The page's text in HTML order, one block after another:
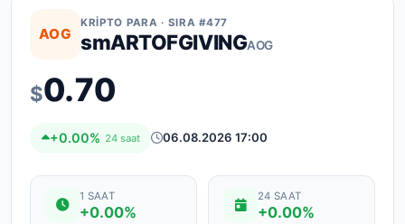
AOG
KRIPTO PARA · SIRA #477
smARTOFGIVINGAOG
$0.70
+0.00% 24 saat 06.08.2026 17:00
1 SAAT
+0.00%
24 SAAT
+0.00%